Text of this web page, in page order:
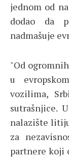
jednom od
dodao da
nadmašuje
"Od
u
vozilima,
sutrašnjice.
nalazište
za
partnere koji